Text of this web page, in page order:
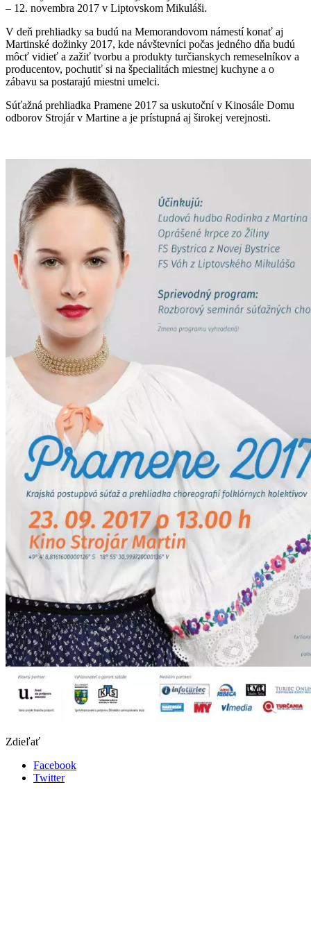
– 12. novembra 2017 v Liptovskom Mikuláši.
V deň prehliadky sa budú na Memorandovom námestí konať aj
Martinské dožinky 2017, kde návštevníci počas jedného dňa budú
môcť vidieť a zažiť tvorbu a produkty turčianskych remeselníkov a
producentov, pochutiť si na špecialitách miestnej kuchyne a o
zábavu sa postarajú miestni umelci.
Súťažná prehliadka Pramene 2017 sa uskutoční v Kinosále Domu
odborov Strojár v Martine a je prístupná aj širokej verejnosti.
Zdieľať
Facebook
Twitter